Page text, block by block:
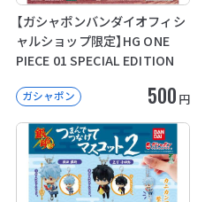
【ガシャポンバンダイオフィシ
ャルショップ限定】HG ONE
PIECE 01 SPECIAL EDITION
ガシャポン 500 円